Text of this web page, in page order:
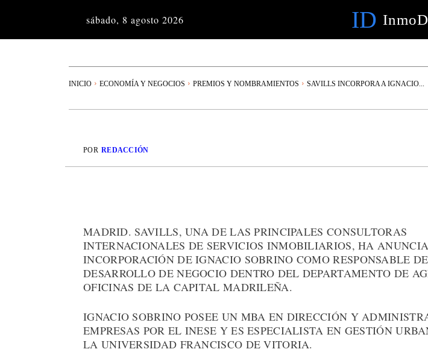
sábado, 8 agosto 2026 ID
INICIO ECONOMÍA Y NEGOCIOS PREMIOS Y NOMBRAMIENTOS SAVILLS INCORPORA A IGNACIO...
POR REDACCIÓN
MADRID. SAVILLS, UNA DE LAS PRINCIPALES CONSULTORAS
INTERNACIONALES DE SERVICIOS INMOBILIARIOS, HA
INCORPORACIÓN DE IGNACIO SOBRINO COMO RESPONSABLE DE
DESARROLLO DE NEGOCIO DENTRO DEL DEPARTAMENTO DE
OFICINAS DE LA CAPITAL MADRILEÑA.
IGNACIO SOBRINO POSEE UN MBA EN DIRECCIÓN Y
EMPRESAS POR EL INESE Y ES ESPECIALISTA EN GESTIÓN
LA UNIVERSIDAD FRANCISCO DE VITORIA.